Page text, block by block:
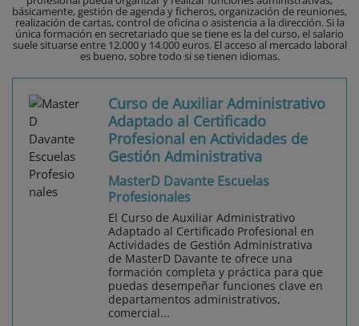
básicamente, gestión de agenda y ficheros, organización de reuniones,
realización de cartas, control de oficina o asistencia a la dirección. Si la
única formación en secretariado que se tiene es la del curso, el salario
suele situarse entre 12.000 y 14.000 euros. El acceso al mercado laboral
es bueno, sobre todo si se tienen idiomas.
Curso de Auxiliar Administrativo
Adaptado al Certificado
Profesional en Actividades de
Gestión Administrativa
MasterD Davante Escuelas
Profesionales
El Curso de Auxiliar Administrativo
Adaptado al Certificado Profesional en
Actividades de Gestión Administrativa
de MasterD Davante te ofrece una
formación completa y práctica para que
puedas desempeñar funciones clave en
departamentos administrativos,
comercial...